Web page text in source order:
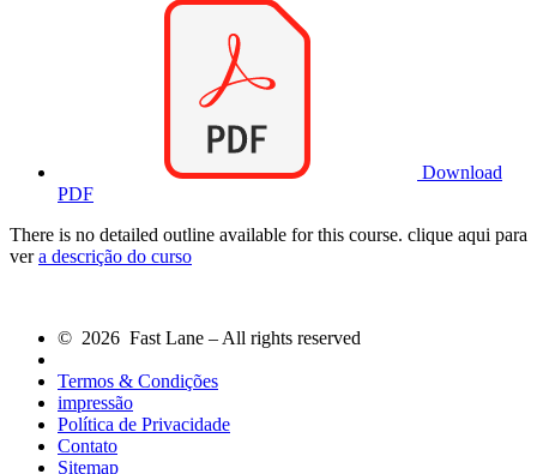
Download
PDF
There is no detailed outline available for this course. clique aqui para
vera descrição do curso
© 2026 Fast Lane – All rights reserved
Termos & Condições
impressão
Política de Privacidade
Contato
Sitemap